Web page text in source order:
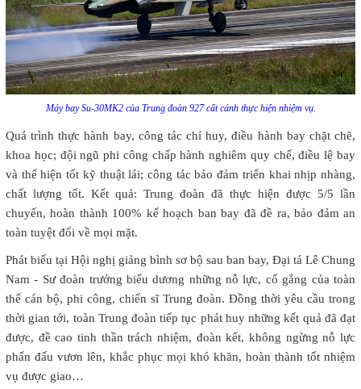
Máy bay Su-30MK2 của Trung đoàn 927 cất cánh thực hiện nhiệm vụ.
Quá trình thực hành bay, công tác chỉ huy, điều hành bay chặt chẽ,
khoa học; đội ngũ phi công chấp hành nghiêm quy chế, điều lệ bay
và thể hiện tốt kỹ thuật lái; công tác bảo đảm triển khai nhịp nhàng,
chất lượng tốt. Kết quả: Trung đoàn đã thực hiện được 5/5 lần
chuyến, hoàn thành 100% kế hoạch ban bay đã đề ra, bảo đảm an
toàn tuyệt đối về mọi mặt.
Phát biểu tại Hội nghị giảng bình sơ bộ sau ban bay, Đại tá Lê Chung
Nam - Sư đoàn trưởng biểu dương những nỗ lực, cố gắng của toàn
thể cán bộ, phi công, chiến sĩ Trung đoàn. Đồng thời yêu cầu trong
thời gian tới, toàn Trung đoàn tiếp tục phát huy những kết quả đã đạt
được, đề cao tinh thần trách nhiệm, đoàn kết, không ngừng nỗ lực
phấn đấu vươn lên, khắc phục mọi khó khăn, hoàn thành tốt nhiệm
vụ được giao…